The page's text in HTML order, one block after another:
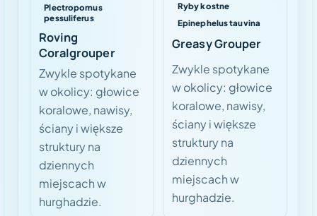
Plectropomus
pessuliferus
Roving
Coralgrouper
Zwykle spotykane
w okolicy: głowice
koralowe, nawisy,
ściany i większe
struktury na
dziennych
miejscach w
hurghadzie.
Ryby kostne
Epinephelus tauvina
Greasy Grouper
Zwykle spotykane
w okolicy: głowice
koralowe, nawisy,
ściany i większe
struktury na
dziennych
miejscach w
hurghadzie.